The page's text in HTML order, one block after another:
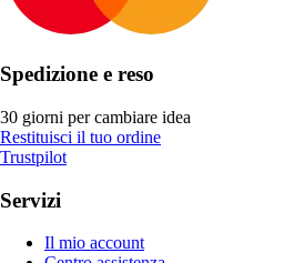
Spedizione e reso
30 giorni per cambiare idea
Restituisci il tuo ordine
Trustpilot
Servizi
Il mio account